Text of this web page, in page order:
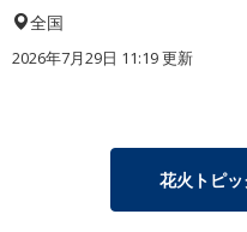
全国
2026年7月29日 11:19 更新
花火トピ